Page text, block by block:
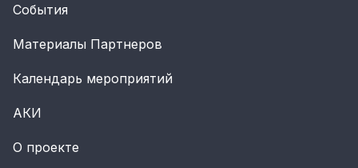
События
Материалы Партнеров
Календарь мероприятий
АКИ
О проекте